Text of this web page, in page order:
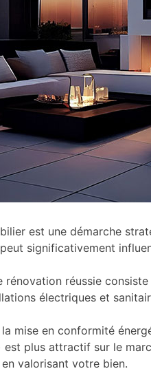
est une démarche
significativement
rénovation réussie
électriques et
mise en conformité
est plus attractif sur le
valorisant votre bien.